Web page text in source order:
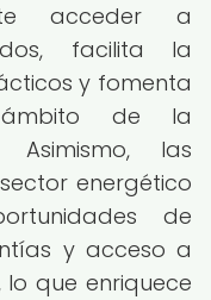
acceder a
facilita la
y fomenta
de la
Asimismo, las
energético
de
y acceso a
que enriquece